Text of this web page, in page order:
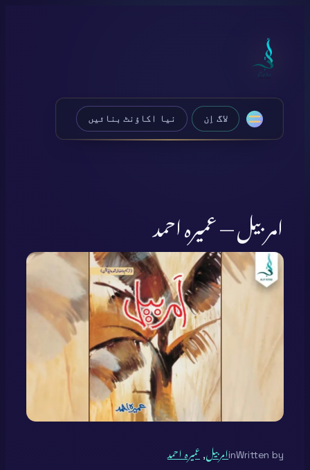
content
لاگ اِن نیا اکاؤنٹ بنائیں
امربیل — عمیرہ احمد
Written by
inامربیل, عمیرہ احمد